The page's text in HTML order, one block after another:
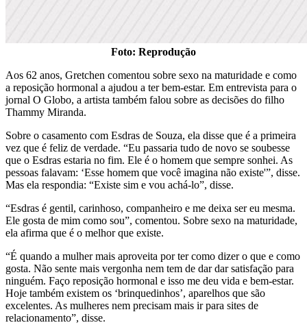
Foto: Reprodução
Aos 62 anos, Gretchen comentou sobre sexo na maturidade e como
a reposição hormonal a ajudou a ter bem-estar. Em entrevista para o
jornal O Globo, a artista também falou sobre as decisões do filho
Thammy Miranda.
Sobre o casamento com Esdras de Souza, ela disse que é a primeira
vez que é feliz de verdade. “Eu passaria tudo de novo se soubesse
que o Esdras estaria no fim. Ele é o homem que sempre sonhei. As
pessoas falavam: ‘Esse homem que você imagina não existe'”, disse.
Mas ela respondia: “Existe sim e vou achá-lo”, disse.
“Esdras é gentil, carinhoso, companheiro e me deixa ser eu mesma.
Ele gosta de mim como sou”, comentou. Sobre sexo na maturidade,
ela afirma que é o melhor que existe.
“É quando a mulher mais aproveita por ter como dizer o que e como
gosta. Não sente mais vergonha nem tem de dar dar satisfação para
ninguém. Faço reposição hormonal e isso me deu vida e bem-estar.
Hoje também existem os ‘brinquedinhos’, aparelhos que são
excelentes. As mulheres nem precisam mais ir para sites de
relacionamento”, disse.